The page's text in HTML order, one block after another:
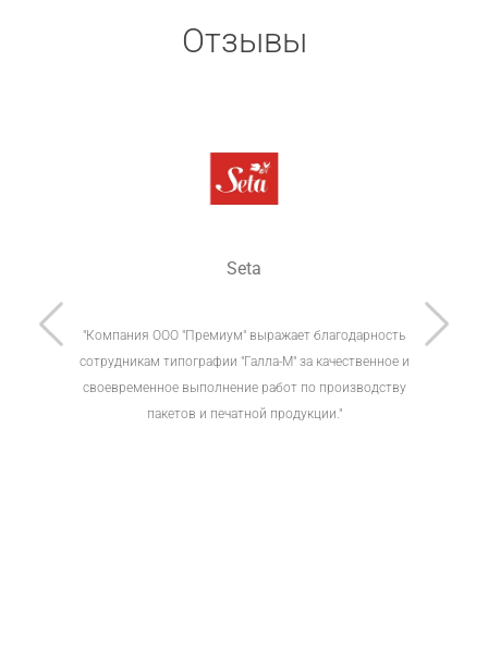
Отзывы
Seta
"Компания ООО "Премиум" выражает благодарность
сотрудникам типографии "Галла-М" за качественное и
своевременное выполнение работ по производству
пакетов и печатной продукции."